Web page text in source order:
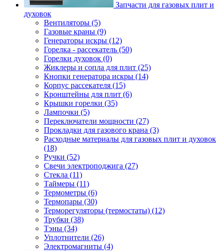
Запчасти для газовых плит и
духовок
Вентиляторы (5)
Газовые краны (9)
Генераторы искры (12)
Горелка - рассекатель (50)
Горелки духовок (0)
Жиклеры и сопла для плит (25)
Кнопки генератора искры (14)
Корпус рассекателя (15)
Кронштейны для плит (6)
Крышки горелки (35)
Лампочки (5)
Переключатели мощности (27)
Прокладки для газового крана (3)
Расходные материалы для газовых плит и духовок
(18)
Ручки (52)
Свечи электроподжига (27)
Стекла (11)
Таймеры (11)
Термометры (6)
Термопары (30)
Терморегуляторы (термостаты) (12)
Трубки (38)
Тэны (34)
Уплотнители (26)
Электромагниты (4)